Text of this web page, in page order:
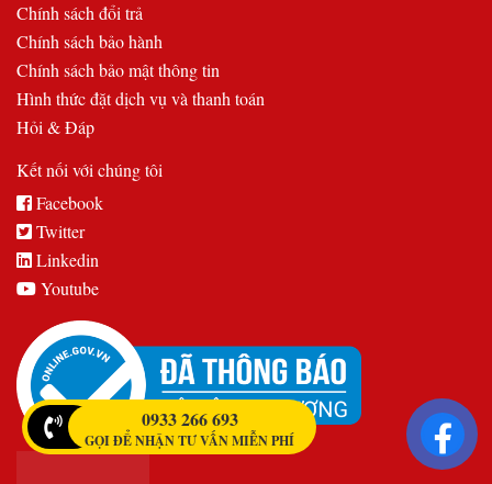
Chính sách đổi trả
Chính sách bảo hành
Chính sách bảo mật thông tin
Hình thức đặt dịch vụ và thanh toán
Hỏi & Đáp
Kết nối với chúng tôi
Facebook
Twitter
Linkedin
Youtube
0933 266 693
GỌI ĐỂ NHẬN TƯ VẤN MIỄN PHÍ